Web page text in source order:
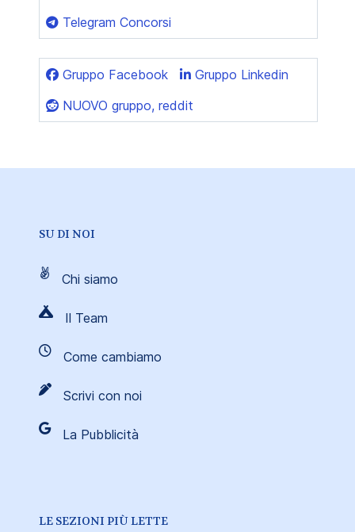
Telegram Concorsi
Gruppo Facebook
Gruppo Linkedin
NUOVO gruppo, reddit
SU DI NOI
Chi siamo
Il Team
Come cambiamo
Scrivi con noi
La Pubblicità
LE SEZIONI PIÙ LETTE